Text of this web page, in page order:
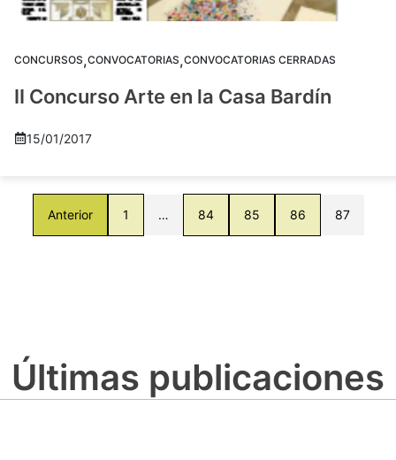
CONCURSOS,CONVOCATORIAS,CONVOCATORIAS CERRADAS
II Concurso Arte en la Casa Bardín
15/01/2017
Anterior 1 … 84 85 86 87
Últimas publicaciones